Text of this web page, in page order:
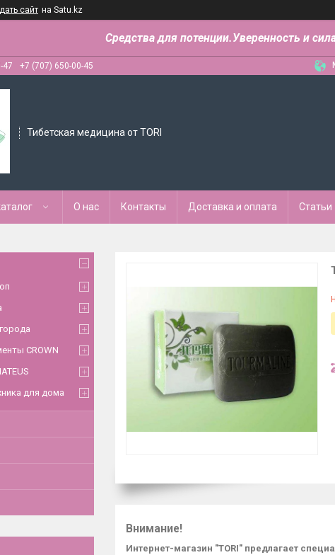
сайт на Satu.kz
Средства для потенции.Уверенность и
47 +7 (707) 650-00-45
Тибетская медицина от TORI
О нас Контакты Доставка и оплата Статьи
Внимание!
Интернет-магазин "TORI" предлагает
CROWN
для дома